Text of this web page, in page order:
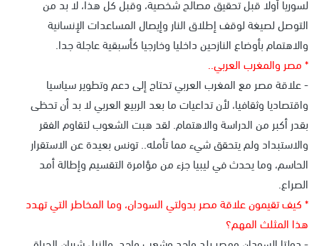
التوصل لصيغة لوقف إطلاق النار وإيصال المساعدات الإنسانية
والاهتمام بأوضاع النازحين داخليا وخارجيا كأسبقية عاجلة جدا.
* مصر والمغرب العربي..
- علاقة مصر مع المغرب العربي تحتاج إلى دعم وتطوير سياسيا
واقتصاديا وثقافيا، لأن تداعيات ما بعد الربيع العربي لا بد أن تحظى
بقدر أكبر من الدراسة والاهتمام. لقد هبت الشعوب لتقاوم الفقر
والاستبداد ولم يتحقق شيء مما تأمله.. تونس بعيدة عن الاستقرار
الحاسم، وما يحدث في ليبيا جزء من مؤامرة التقسيم وإطالة أمد
الصراع.
* كيف تقيمون علاقة مصر بدولتي السودان، وما المخاطر التي تهدد
هذا المثلث المهم؟